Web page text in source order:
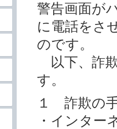
警告画面が
に電話をさ
のです。
以下、詐
す。
１ 詐欺の
・インター